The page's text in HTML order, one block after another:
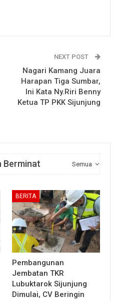
NEXT POST
Nagari Kamang Juara
Harapan Tiga Sumbar,
Ini Kata Ny.Riri Benny
Ketua TP PKK Sijunjung
Semua
Berminat
BERITA
Pembangunan
Jembatan TKR
Lubuktarok Sijunjung
Dimulai, CV Beringin